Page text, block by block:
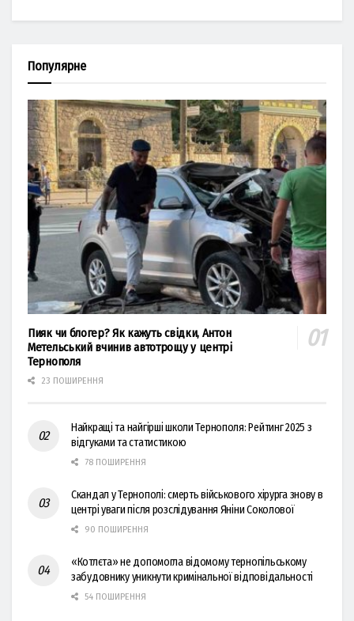
Популярне
Пияк чи блогер? Як кажуть свідки, Антон
Метельський вчинив автотрощу у центрі
Тернополя
23 ПОШИРЕННЯ
Найкращі та найгірші школи Тернополя: Рейтинг 2025 з
відгуками та статистикою
78 ПОШИРЕННЯ
Скандал у Тернополі: смерть військового хірурга знову в
центрі уваги після розслідування Яніни Соколової
90 ПОШИРЕННЯ
«Котлєта» не допомогла відомому тернопільському
забудовнику уникнути кримінальної відповідальності
54 ПОШИРЕННЯ